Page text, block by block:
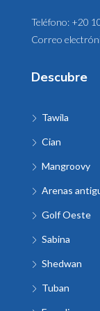
Teléfono: +20
Correo
Descubre
Tawila
Cian
Mangroovy
Arenas
Golf Oeste
Sabina
Shedwan
Tuban